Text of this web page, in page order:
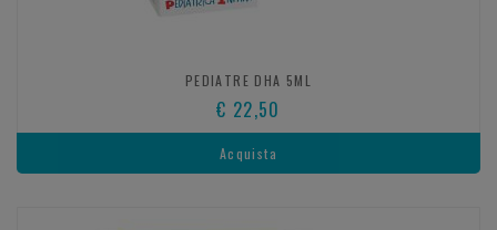
PEDIATRE DHA 5ML
€ 22,50
Acquista